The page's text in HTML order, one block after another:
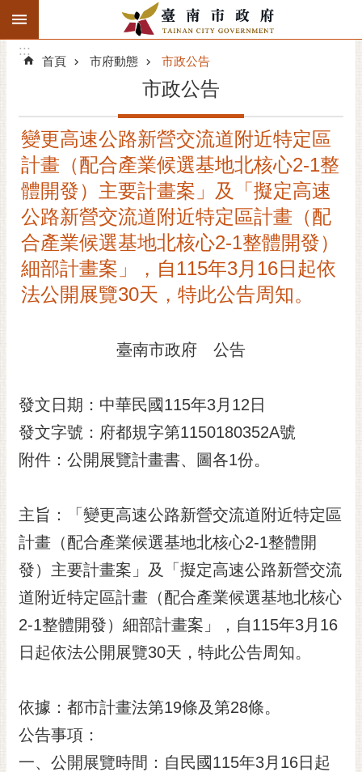
跳到主要內容區塊
搜
階
精彩府城
市府動態
市府團隊
主題服務
市政資訊
偉
螢
光
泉
桐
花
祭
網
站
導
訂
RSS
:::
:::
首頁 市府動態 市政公告
市政公告
變更高速公路新營交流道附近特定區
計畫（配合產業候選基地北核心2-1整
體開發）主要計畫案」及「擬定高速
公路新營交流道附近特定區計畫（配
合產業候選基地北核心2-1整體開發）
細部計畫案」，自115年3月16日起依
法公開展覽30天，特此公告周知。
臺南市政府 公告
發文日期：中華民國115年3月12日
發文字號：府都規字第1150180352A號
附件：公開展覽計畫書、圖各1份。
主旨：「變更高速公路新營交流道附近特定區
計畫（配合產業候選基地北核心2-1整體開
發）主要計畫案」及「擬定高速公路新營交流
道附近特定區計畫（配合產業候選基地北核心
2-1整體開發）細部計畫案」，自115年3月16
日起依法公開展覽30天，特此公告周知。
依據：都市計畫法第19條及第28條。
公告事項：
一、公開展覽時間：自民國115年3月16日起